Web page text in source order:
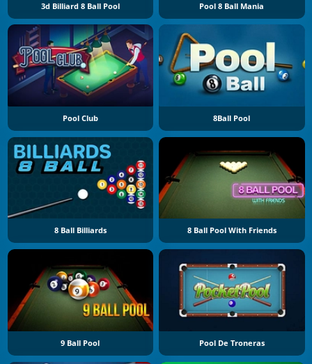
3d Billiard 8 Ball Pool Pool 8 Ball Mania
Pool Club 8Ball Pool
8 Ball Billiards 8 Ball Pool With Friends
9 Ball Pool Pool De Troneras